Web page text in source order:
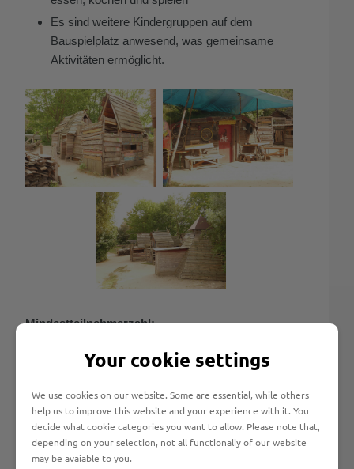
Es sind weitere Kindergruppen auf dem
Bauspielplatz anwesend, was gemeinsame
Aktivitäten ermöglicht.
Mindestteilnehmerzahl:
4 (für Kinder ab 8 Jahren)
Betreuung der Kinder und Freizeitangebote von
8:00 bis 16:00 Uhr
Mittagessen / Nachmittagssnack / Getränke
Your cookie settings
We use cookies on our website. Some are essential, while others
help us to improve this website and your experience with it. You
decide what cookie categories you want to allow. Please note that,
depending on your selection, not all functionaliy of our website
may be avaiable to you.